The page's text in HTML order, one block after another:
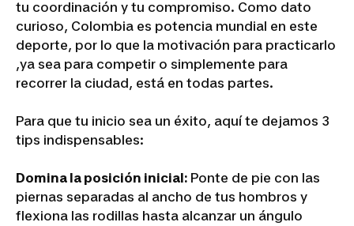
tu coordinación y tu compromiso. Como dato
curioso, Colombia es potencia mundial en este
deporte, por lo que la motivación para practicarlo
,ya sea para competir o simplemente para
recorrer la ciudad, está en todas partes.
Para que tu inicio sea un éxito, aquí te dejamos 3
tips indispensables:
Domina la posición inicial: Ponte de pie con las
piernas separadas al ancho de tus hombros y
flexiona las rodillas hasta alcanzar un ángulo